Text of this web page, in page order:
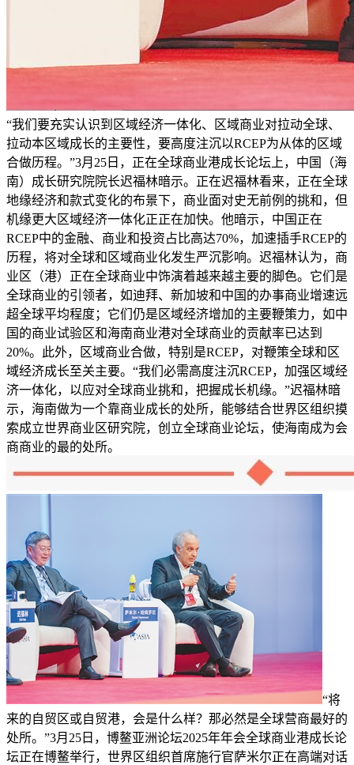
“我们要充实认识到区域经济一体化、区域商业对拉动全球、
拉动本区域成长的主要性，要高度注沉以RCEP为从体的区域
合做历程。”3月25日，正在全球商业港成长论坛上，中国（海
南）成长研究院院长迟福林暗示。正在迟福林看来，正在全球
地缘经济和款式变化的布景下，商业面对史无前例的挑和，但
机缘更大区域经济一体化正正在加快。他暗示，中国正在
RCEP中的金融、商业和投资占比高达70%，加速插手RCEP的
历程，将对全球和区域商业化发生严沉影响。迟福林认为，商
业区（港）正在全球商业中饰演着越来越主要的脚色。它们是
全球商业的引领者，如迪拜、新加坡和中国的办事商业增速远
超全球平均程度；它们仍是区域经济增加的主要鞭策力，如中
国的商业试验区和海南商业港对全球商业的贡献率已达到
20%。此外，区域商业合做，特别是RCEP，对鞭策全球和区
域经济成长至关主要。“我们必需高度注沉RCEP，加强区域经
济一体化，以应对全球商业挑和，把握成长机缘。”迟福林暗
示，海南做为一个靠商业成长的处所，能够结合世界区组织摸
索成立世界商业区研究院，创立全球商业论坛，使海南成为会
商商业的最的处所。
“将
来的自贸区或自贸港，会是什么样？那必然是全球营商最好的
处所。”3月25日，博鳌亚洲论坛2025年年会全球商业港成长论
坛正在博鳌举行，世界区组织首席施行官萨米尔正在高端对话